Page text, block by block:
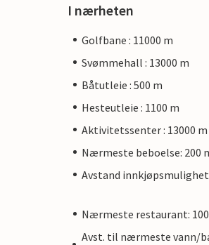
I nærheten
Golfbane : 11000 m
Svømmehall : 13000 m
Båtutleie : 500 m
Hesteutleie : 1100 m
Aktivitetssenter : 13000 m
Nærmeste beboelse: 200
Avstand
Nærmeste restaurant:
Avst. til nærmeste vann/